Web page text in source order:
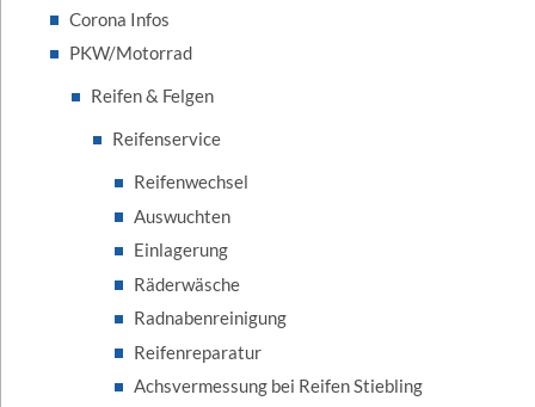
Corona Infos
PKW/Motorrad
Reifen & Felgen
Reifenservice
Reifenwechsel
Auswuchten
Einlagerung
Räderwäsche
Radnabenreinigung
Reifenreparatur
Achsvermessung bei Reifen Stiebling